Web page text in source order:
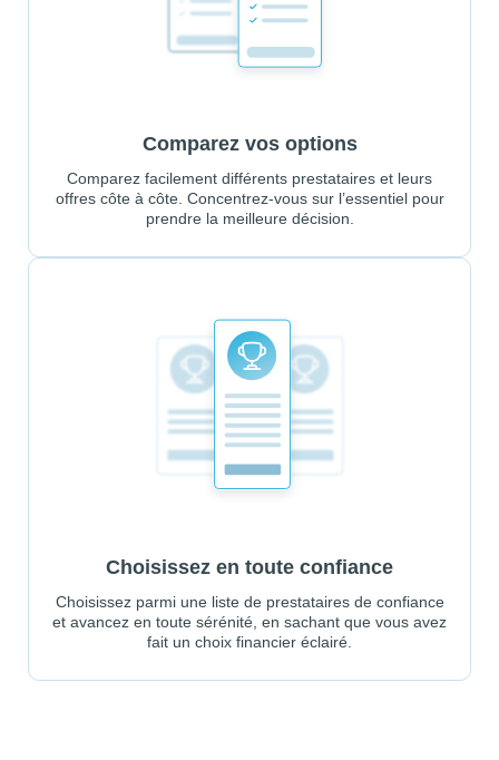
Comparez vos options
Comparez facilement différents prestataires et leurs
offres côte à côte. Concentrez-vous sur l’essentiel pour
prendre la meilleure décision.
Choisissez en toute confiance
Choisissez parmi une liste de prestataires de confiance
et avancez en toute sérénité, en sachant que vous avez
fait un choix financier éclairé.